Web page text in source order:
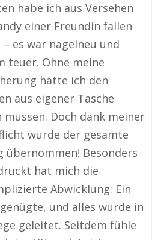
habe ich aus Versehen
einer Freundin fallen
– es war nagelneu und
teuer. Ohne meine
hätte ich den
aus eigener Tasche
müssen. Doch dank meiner
wurde der gesamte
übernommen! Besonders
hat mich die
Abwicklung: Ein
und alles wurde in
geleitet. Seitdem fühle